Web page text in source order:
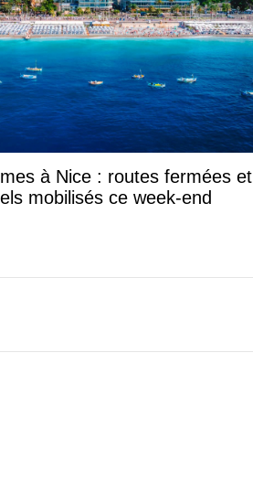
à Nice : routes fermées et
mobilisés ce week-end